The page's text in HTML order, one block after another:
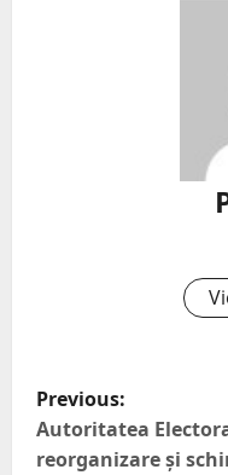
Previous:
Autoritatea
reorganizare și